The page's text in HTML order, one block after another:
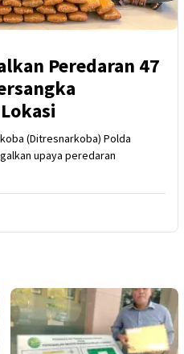
Peredaran 47
(Ditresnarkoba) Polda
upaya peredaran